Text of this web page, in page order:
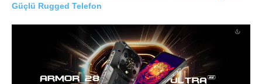
Güçlü Rugged Telefon